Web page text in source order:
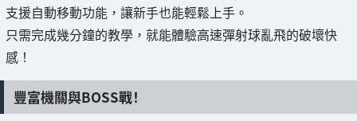
支援自動移動功能，讓新手也能輕鬆上手。
只需完成幾分鐘的教學，就能體驗高速彈射球亂飛的破壞快
感！
豐富機關與BOSS戰！